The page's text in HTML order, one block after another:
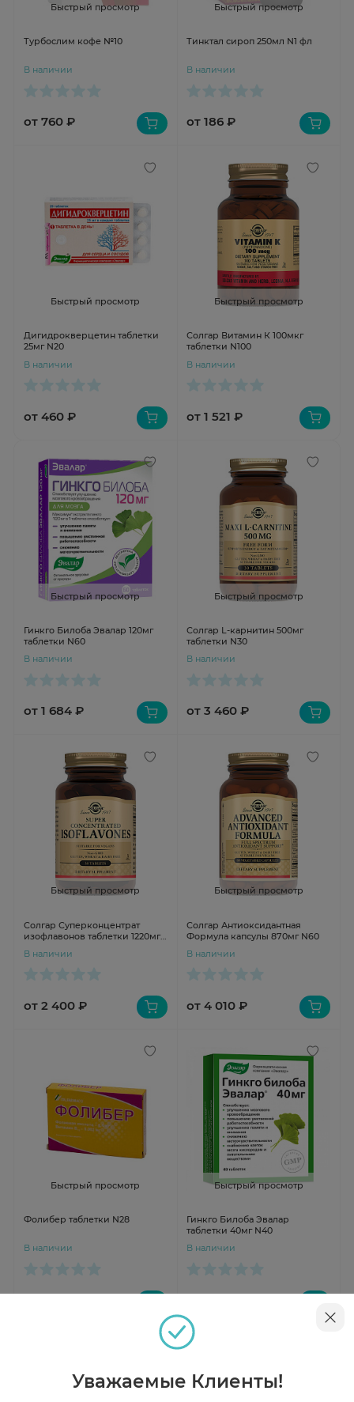
Быстрый просмотр
Турбослим кофе №10
В наличии
от 760 ₽
Быстрый просмотр
Тинктал сироп 250мл N1 фл
В наличии
от 186 ₽
Быстрый просмотр
Дигидрокверцетин таблетки
25мг N20
В наличии
от 460 ₽
Быстрый просмотр
Солгар Витамин К 100мкг
таблетки N100
В наличии
от 1 521 ₽
Быстрый просмотр
Гинкго Билоба Эвалар 120мг
таблетки N60
В наличии
от 1 684 ₽
Быстрый просмотр
Солгар L-карнитин 500мг
таблетки N30
В наличии
от 3 460 ₽
Быстрый просмотр
Солгар Суперконцентрат
изофлавонов таблетки 1220мг
В наличии
от 2 400 ₽
Быстрый просмотр
Солгар Антиоксидантная
Формула капсулы 870мг N60
В наличии
от 4 010 ₽
Быстрый просмотр
Фолибер таблетки N28
В наличии
Быстрый просмотр
Гинкго Билоба Эвалар
таблетки 40мг N40
В наличии
Уважаемые Клиенты!